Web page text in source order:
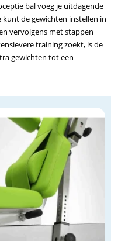
bal voeg je uitdagende
kunt de gewichten instellen in
vervolgens met stappen
training zoekt, is de
gewichten tot een